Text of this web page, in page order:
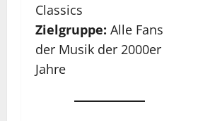
Classics
Zielgruppe: Alle Fans
der Musik der 2000er
Jahre